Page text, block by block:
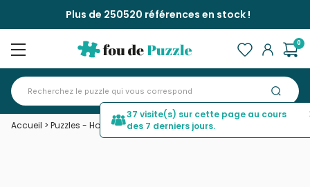
Plus de 250520 références en stock !
0
Accueil > Puzzles - Hommes et Femmes >TROUVEZ VOTRE VOIX
37 visite(s) sur cette page au cours
des 7 derniers jours.